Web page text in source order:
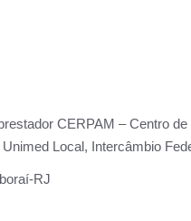
CERPAM – Centro
Unimed Local, Intercâmbio
RJ